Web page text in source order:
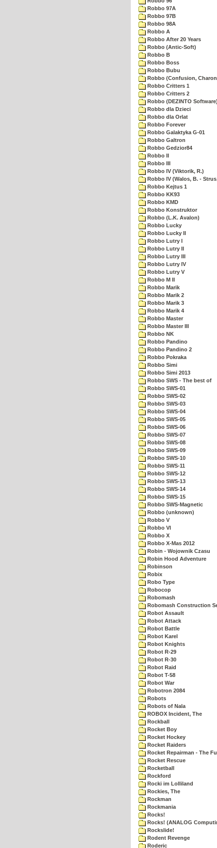
Robbo 97A
Robbo 97B
Robbo 98A
Robbo A
Robbo After 20 Years
Robbo (Antic-Soft)
Robbo B
Robbo Boss
Robbo Bubu
Robbo (Confusion,
Robbo Critters 1
Robbo Critters 2
Robbo (DEZINTO
Robbo dla Dzieci
Robbo dla Orlat
Robbo Forever
Robbo Galaktyka G-01
Robbo Galtron
Robbo Gedzior84
Robbo II
Robbo III
Robbo IV (Viktorik, R.)
Robbo IV (Walos, B. -
Robbo Kejtus 1
Robbo KK93
Robbo KMD
Robbo Konstruktor
Robbo (L.K. Avalon)
Robbo Lucky
Robbo Lucky II
Robbo Lutry I
Robbo Lutry II
Robbo Lutry III
Robbo Lutry IV
Robbo Lutry V
Robbo M II
Robbo Marik
Robbo Marik 2
Robbo Marik 3
Robbo Marik 4
Robbo Master
Robbo Master III
Robbo NK
Robbo Pandino
Robbo Pandino 2
Robbo Pokraka
Robbo Simi
Robbo Simi 2013
Robbo SWS - The best of
Robbo SWS-01
Robbo SWS-02
Robbo SWS-03
Robbo SWS-04
Robbo SWS-05
Robbo SWS-06
Robbo SWS-07
Robbo SWS-08
Robbo SWS-09
Robbo SWS-10
Robbo SWS-11
Robbo SWS-12
Robbo SWS-13
Robbo SWS-14
Robbo SWS-15
Robbo SWS-Magnetic
Robbo (unknown)
Robbo V
Robbo VI
Robbo X
Robbo X-Mas 2012
Robin - Wojownik Czasu
Robin Hood Adventure
Robinson
Robix
Robo Type
Robocop
Robomash
Robomash Construction
Robot Assault
Robot Attack
Robot Battle
Robot Karel
Robot Knights
Robot R-29
Robot R-30
Robot Raid
Robot T-58
Robot War
Robotron 2084
Robots
Robots of Nala
ROBOX Incident, The
Rockball
Rocket Boy
Rocket Hockey
Rocket Raiders
Rocket Repairman - The
Rocket Rescue
Rocketball
Rockford
Rocki im Lolliland
Rockies, The
Rockman
Rockmania
Rocks!
Rocks! (ANALOG
Rockslide!
Rodent Revenge
Roderic